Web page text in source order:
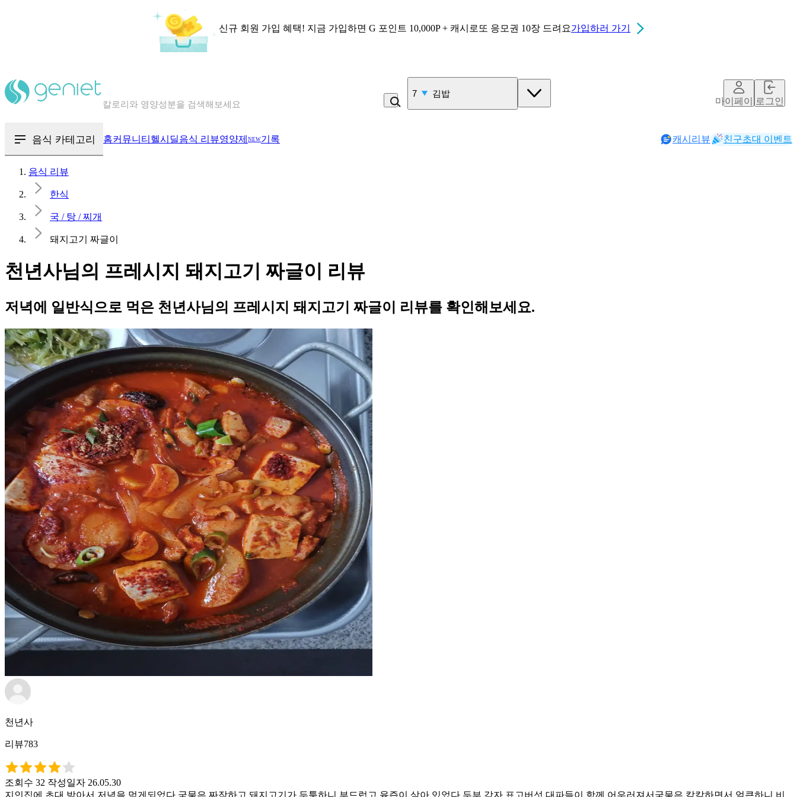
신규 회원 가입 혜택! 지금 가입하면 G 포인트 10,000P + 캐시로또 응모권 10장 드려요가입하러 가기
혈당 · 다이어트 음식 검색해보세요
7 김밥
마이페이지로그인
음식 카테고리 홈커뮤니티 헬시딜음식 리뷰영양제 NEW기록 캐시리뷰 친구초대 이벤트
음식 리뷰
한식
국 / 탕 / 찌개
돼지고기 짜글이
천년사님의 프레시지 돼지고기 짜글이 리뷰
저녁에 일반식으로 먹은 천년사님의 프레시지 돼지고기 짜글이 리뷰를 확인해보세요.
천년사
리뷰783
조회수 32 작성일자 26.05.30
지인집에 초대 받아서 저녁을 먹게되었다 국물은 짜작하고 돼지고기가 두툼하니 부드럽고 육즙이 살아 있었다 두부 감자 표고버섯 대파들이 함께 어우러져서국물은 칼칼하면서 얼큰하니 비